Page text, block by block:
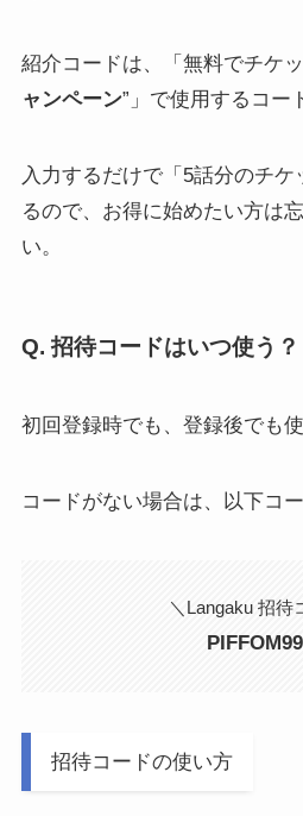
紹介コードは、「無料でチケ
ャンペーン”」で使用するコー
入力するだけで「5話分のチケ
るので、お得に始めたい方は
い。
Q. 招待コードはいつ使う？
初回登録時でも、登録後でも使
コードがない場合は、以下コ
＼Langaku 招待
招待コードの使い方